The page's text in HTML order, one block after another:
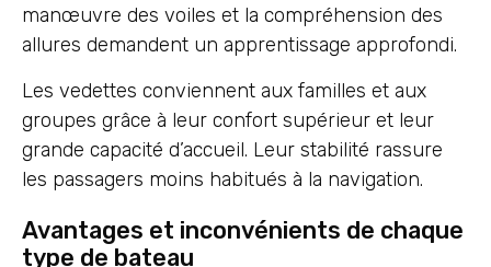
manœuvre des voiles et la compréhension des
allures demandent un apprentissage approfondi.
Les vedettes conviennent aux familles et aux
groupes grâce à leur confort supérieur et leur
grande capacité d’accueil. Leur stabilité rassure
les passagers moins habitués à la navigation.
Avantages et inconvénients de chaque
type de bateau